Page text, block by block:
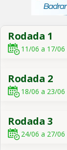
Rodada 1
11/06 a 17/06
Rodada 2
18/06 a 23/06
Rodada 3
24/06 a 27/06